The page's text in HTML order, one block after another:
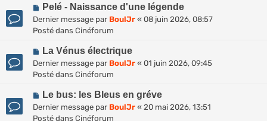
g
e
s
s
g
e
a
u
s
s
g
e
N
o
u
a
u
s
s
Pelé - Naissance d'une légende
Dernier message par BoulJr « 08 juin 2026, 08:57
Posté dans Cinéforum
N
o
u
a
u
La Vénus électrique
Dernier message par BoulJr « 01 juin 2026, 09:45
Posté dans Cinéforum
N
o
u
Le bus: les Bleus en gréve
Dernier message par BoulJr « 20 mai 2026, 13:51
Posté dans Cinéforum